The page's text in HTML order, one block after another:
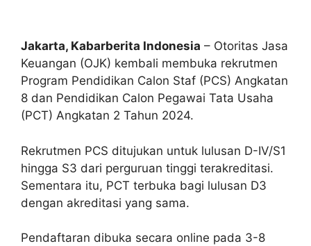
Jakarta, Kabarberita Indonesia – Otoritas Jasa
Keuangan (OJK) kembali membuka rekrutmen
Program Pendidikan Calon Staf (PCS) Angkatan
8 dan Pendidikan Calon Pegawai Tata Usaha
(PCT) Angkatan 2 Tahun 2024.
Rekrutmen PCS ditujukan untuk lulusan D-IV/S1
hingga S3 dari perguruan tinggi terakreditasi.
Sementara itu, PCT terbuka bagi lulusan D3
dengan akreditasi yang sama.
Pendaftaran dibuka secara online pada 3-8